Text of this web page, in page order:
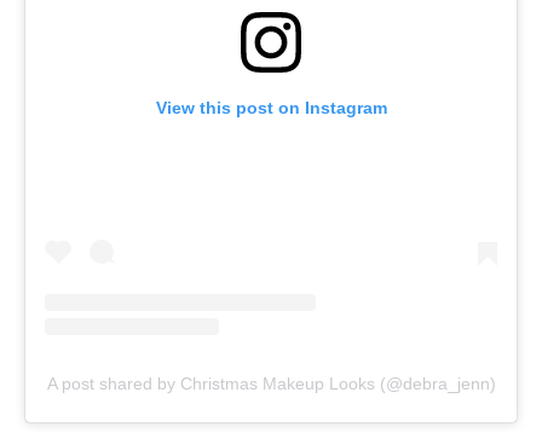
View this post on Instagram
A post shared by Christmas Makeup Looks (@debra_jenn)